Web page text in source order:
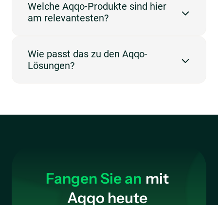
worden. Der Schwerpunkt liegt auf Sporthallen und
Fakturierung.
Welche Aqqo-Produkte sind hier
am relevantesten?
Management, Customer Management, Invoicing und
Online Payments.
Wie passt das zu den Aqqo-
Lösungen?
Fangen Sie an mit
Aqqo heute